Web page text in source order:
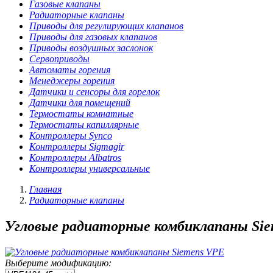
Газовые клапаны
Радиаторные клапаны
Приводы для регулирующих клапанов
Приводы для газовых клапанов
Приводы воздушных заслонок
Сервоприводы
Автоматы горения
Менеджеры горения
Датчики и сенсоры для горелок
Датчики для помещений
Термостаты комнатные
Термостаты капиллярные
Контроллеры Synco
Контроллеры Sigmagir
Контроллеры Albatros
Контроллеры универсальные
Главная
Радиаторные клапаны
Угловые радиаторные комбиклапаны
Выберите модификацию: